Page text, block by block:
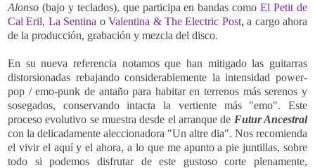
Alonso (bajo y teclados), que participa en bandas comoEl Petit de
Cal Eril, La Sentina oValentina & The Electric Post,a cargo ahora
de la producción, grabación y mezcla del disco.
En su nueva referencia notamos que han mitigado las guitarras
distorsionadas rebajando considerablemente la intensidad power-
pop / emo-punk de antaño para habitar en terrenos más serenos y
sosegados, conservando intacta la vertiente más "emo". Este
proceso evolutivo se muestra desde el arranque de Futur Ancestral
con la delicadamente aleccionadora "Un altre dia". Nos recomienda
el vivir el aquí y el ahora, a lo que me apunto a pie juntillas, sobre
todo si podemos disfrutar de este gustoso corte plenamente,